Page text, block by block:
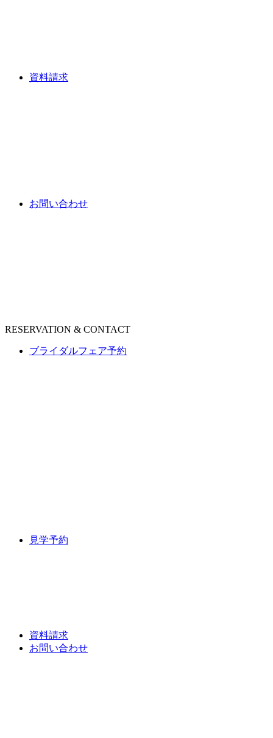
資料請求
お問い合わせ
RESERVATION & CONTACT
ブライダルフェア予約
見学予約
資料請求
お問い合わせ